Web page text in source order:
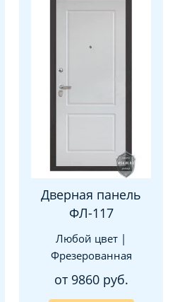
Дверная панель
ФЛ-117
Любой цвет |
Фрезерованная
от 9860 руб.